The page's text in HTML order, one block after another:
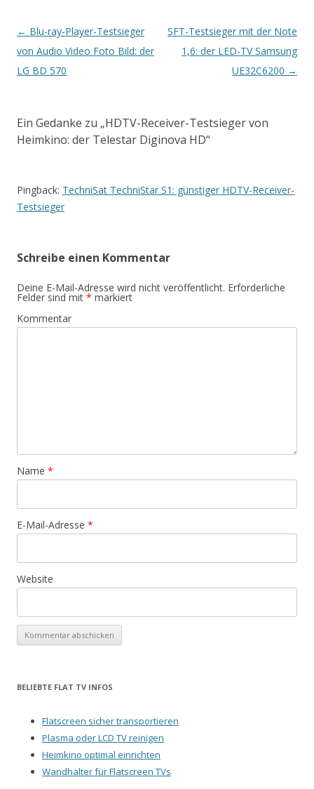
Artikel-
Navigation
← Blu-ray-Player-Testsieger
von Audio Video Foto Bild: der
LG BD 570
SFT-Testsieger mit der Note
1,6: der LED-TV Samsung
UE32C6200 →
Ein Gedanke zu „HDTV-Receiver-Testsieger von
Heimkino: der Telestar Diginova HD“
Pingback: TechniSat TechniStar S1: günstiger HDTV-Receiver-
Testsieger
Schreibe einen Kommentar
Deine E-Mail-Adresse wird nicht veröffentlicht. Erforderliche
Felder sind mit * markiert
Kommentar
Name *
E-Mail-Adresse *
Website
BELIEBTE FLAT TV INFOS
Flatscreen sicher transportieren
Plasma oder LCD TV reinigen
Heimkino optimal einrichten
Wandhalter für Flatscreen TVs